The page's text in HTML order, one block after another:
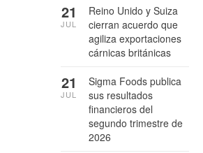
Reino Unido y Suiza
cierran acuerdo que
agiliza exportaciones
cárnicas británicas
21
JUL
Sigma Foods publica
sus resultados
financieros del
segundo trimestre de
2026
21
JUL